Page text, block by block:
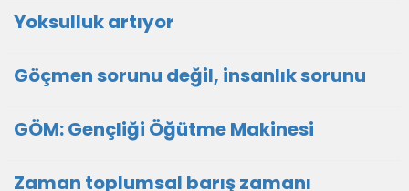
Yoksulluk artıyor
Göçmen sorunu değil, insanlık sorunu
GÖM: Gençliği Öğütme Makinesi
Zaman toplumsal barış zamanı